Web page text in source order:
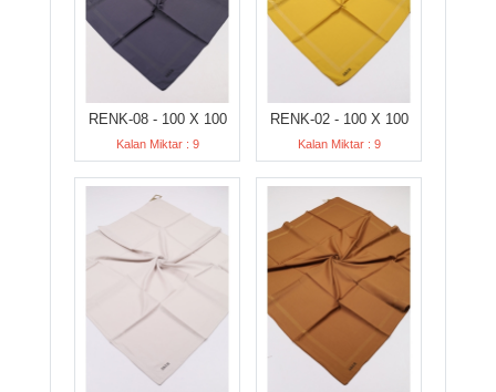
RENK-08 - 100 X 100
Kalan Miktar : 9
RENK-02 - 100 X 100
Kalan Miktar : 9